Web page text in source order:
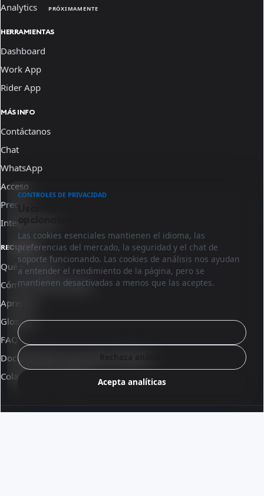
Analytics PRÓXIMAMENTE
HERRAMIENTAS
Dashboard
Work App
Rider App
MÁS INFO
Contáctanos
Chat
WhatsApp
Acceso
Precios
Integraciones
RECURSOS
Qué es Sinqro
Cómo funciona Sinqro
Aprende
Glosario
FAQ
Documentación para desarrolladores
Colabora con nosotros
CONTROLES DE PRIVACIDAD
Usamos cookies esenciales y analíticas
Las cookies esenciales mantienen el idioma, las
preferencias del mercado, la seguridad y el chat de
soporte funcionando. Las cookies de análisis nos ayudan
a entender el rendimiento de la página, pero se
mantienen desactivadas a menos que las aceptes.
Acepta analíticas